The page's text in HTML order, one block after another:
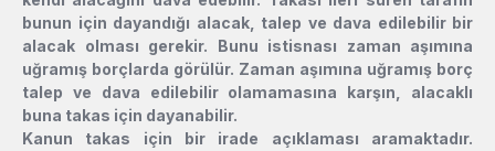
bunun için dayandığı alacak, talep ve dava edilebilir bir
alacak olması gerekir. Bunu istisnası zaman aşımına
uğramış borçlarda görülür. Zaman aşımına uğramış borç
talep ve dava edilebilir olamamasına karşın, alacaklı
buna takas için dayanabilir.
Kanun takas için bir irade açıklaması aramaktadır.